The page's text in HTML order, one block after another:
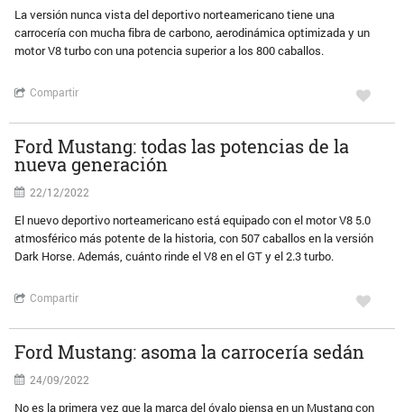
La versión nunca vista del deportivo norteamericano tiene una
carrocería con mucha fibra de carbono, aerodinámica optimizada y un
motor V8 turbo con una potencia superior a los 800 caballos.
Compartir
Ford Mustang: todas las potencias de la
nueva generación
22/12/2022
El nuevo deportivo norteamericano está equipado con el motor V8 5.0
atmosférico más potente de la historia, con 507 caballos en la versión
Dark Horse. Además, cuánto rinde el V8 en el GT y el 2.3 turbo.
Compartir
Ford Mustang: asoma la carrocería sedán
24/09/2022
No es la primera vez que la marca del óvalo piensa en un Mustang con